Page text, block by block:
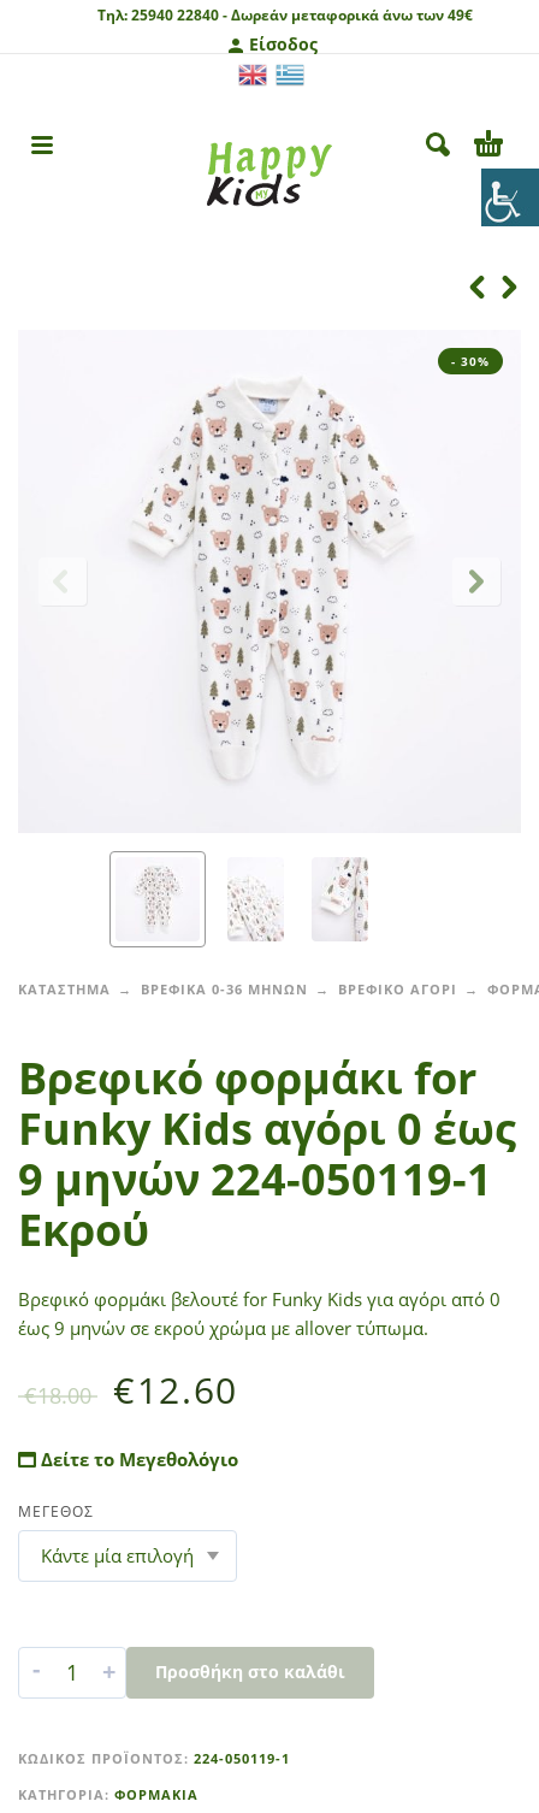
Τηλ:25940 22840 -Δωρεάν μεταφορικά άνω των 49€
Είσοδος
- 30%
ΚΑΤΑΣΤΗΜΑ ΒΡΕΦΙΚΑ 0-36 ΜΗΝΩΝ ΒΡΕΦΙΚΟ ΑΓΟΡΙ
Βρεφικό φορμάκι for
Funky Kids αγόρι 0 έως
9 μηνών 224-050119-1
Εκρού
Βρεφικό φορμάκι βελουτέ for Funky Kids για αγόρι από 0
έως 9 μηνών σε εκρού χρώμα με allover τύπωμα.
€18.00 €12.60
Δείτε το Μεγεθολόγιο
ΜΕΓΕΘΟΣ
- + Προσθήκη στο καλάθι
t
e
ΚΩΔΙΚΌΣ ΠΡΟΪΌΝΤΟΣ: 224-050119-1
ΚΑΤΗΓΟΡΊΑ: ΦΟΡΜΑΚΙΑ